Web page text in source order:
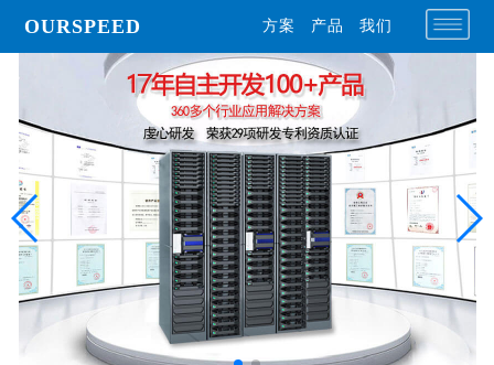
OURSPEED 方案 产品 我们